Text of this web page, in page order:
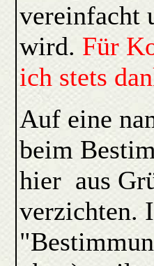
vereinfacht
wird. Für
ich stets
Auf eine
beim
hier aus
verzichten.